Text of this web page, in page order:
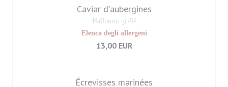
Caviar d'aubergines
Halloumi grillé
Elenco degli allergeni
13,00 EUR
Écrevisses marinées